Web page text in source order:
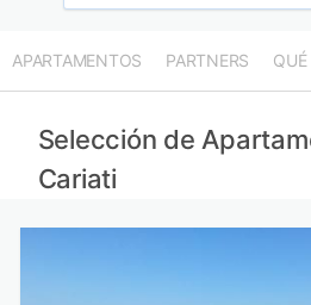
APARTAMENTOS PARTNERS QUÉ
Selección de
Cariati